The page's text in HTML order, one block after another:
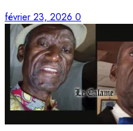
février 23, 2026 0